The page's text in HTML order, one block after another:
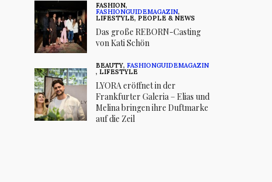
FASHION,
FASHIONGUIDEMAGAZIN,
LIFESTYLE, PEOPLE & NEWS
Das große REBORN-Casting
von Kati Schön
BEAUTY, FASHIONGUIDEMAGAZIN
, LIFESTYLE
LYORA eröffnet in der
Frankfurter Galeria – Elias und
Melina bringen ihre Duftmarke
auf die Zeil